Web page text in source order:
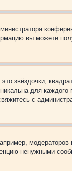
вы можете
звёздочки,
для
с
ненужными